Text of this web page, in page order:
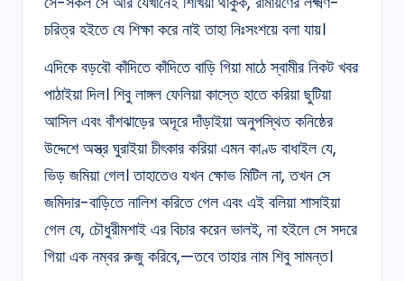
চরিত্র হইতে যে শিক্ষা করে নাই তাহা নিঃসংশয়ে বলা যায়।
এদিকে বড়বৌ কাঁদিতে কাঁদিতে বাড়ি গিয়া মাঠে স্বামীর নিকট খবর
পাঠাইয়া দিল। শিবু লাঙ্গল ফেলিয়া কাস্তে হাতে করিয়া ছুটিয়া
আসিল এবং বাঁশঝাড়ের অদূরে দাঁড়াইয়া অনুপস্থিত কনিষ্ঠের
উদ্দেশে অস্ত্র ঘুরাইয়া চীৎকার করিয়া এমন কাণ্ড বাধাইল যে,
ভিড় জমিয়া গেল। তাহাতেও যখন ক্ষোভ মিটিল না, তখন সে
জমিদার-বাড়িতে নালিশ করিতে গেল এবং এই বলিয়া শাসাইয়া
গেল যে, চৌধুরীমশাই এর বিচার করেন ভালই, না হইলে সে সদরে
গিয়া এক নম্বর রুজু করিবে,—তবে তাহার নাম শিবু সামন্ত।